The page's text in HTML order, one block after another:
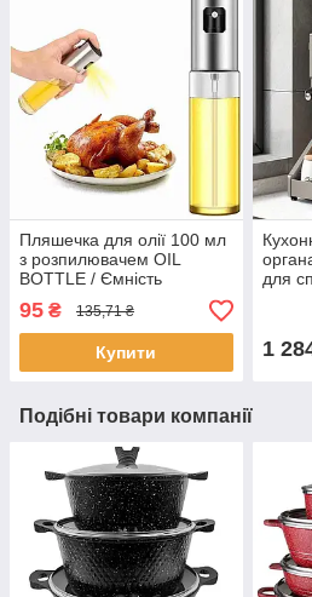
Пляшечка для олії 100 мл
з розпилювачем OIL
BOTTLE / Ємність
диспенсер для олії та оцту
/ Спрей розпилювач для
олії
95 ₴ 135,71 ₴
Купити
для
1
Подібні товари компанії